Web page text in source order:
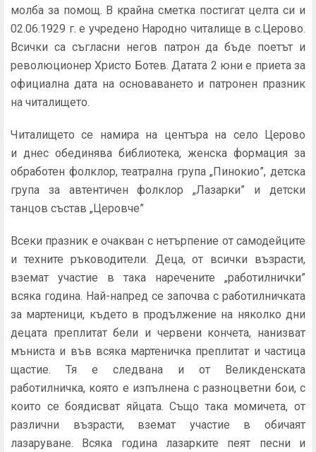
молба за помощ. В крайна сметка постигат целта си и
02.06.1929 г. е учредено Народно читалище в с.Церово.
Всички са съгласни негов патрон да бъде поетът и
революционер Христо Ботев. Датата 2 юни е приета за
официална дата на основаването и патронен празник
на читалището.
Читалището се намира на центъра на село Церово
и днес обединява библиотека, женска формация за
обработен фолклор, театрална група „Пинокио”, детска
група за автентичен фолклор „Лазарки” и детски
танцов състав „Церовче”
Всеки празник е очакван с нетърпение от самодейците
и техните ръководители. Деца, от всички възрасти,
вземат участие в така наречените „работилнички”
всяка година. Най-напред се започва с работилничката
за мартеници, където в продължение на няколко дни
децата преплитат бели и червени кончета, нанизват
мъниста и във всяка мартеничка преплитат и частица
щастие. Тя е следвана и от Великденската
работилничка, която е изпълнена с разноцветни бои, с
които се боядисват яйцата. Също така момичета, от
различни възрасти, вземат участие в обичаят
лазаруване. Всяка година лазарките пеят песни и